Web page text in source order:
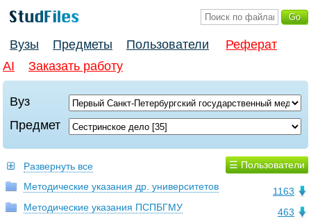
Вузы Предметы Пользователи
Реферат
AI
Заказать работу
Вуз
Предмет
☰ Пользователи
Развернуть все
1163
Методические указания др. университетов
463
Методические указания ПСПБГМУ